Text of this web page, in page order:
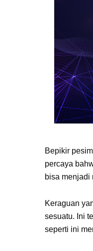
Bepikir
percaya
bisa menjadi
Keraguan
sesuatu. Ini
seperti ini